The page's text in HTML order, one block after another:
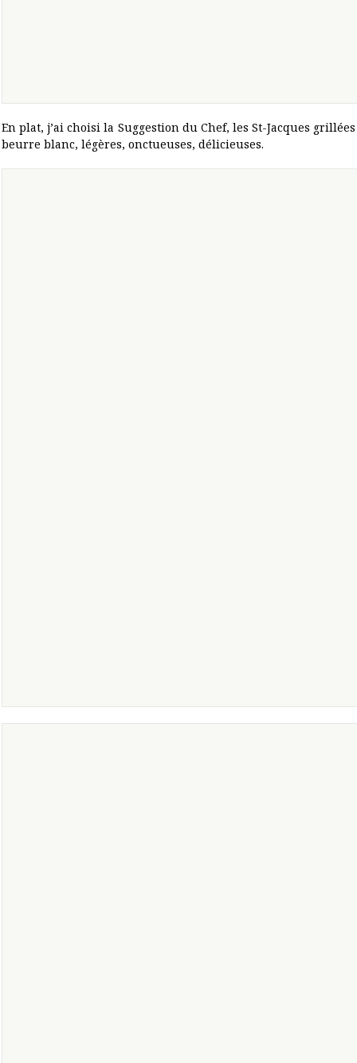
En plat, j’ai choisi la Suggestion du Chef, les St-Jacques grillées
beurre blanc, légères, onctueuses, délicieuses.